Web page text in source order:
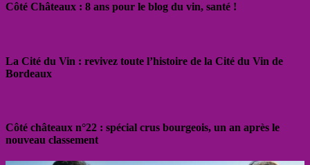
Côté Châteaux : 8 ans pour le blog du vin, santé !
La Cité du Vin : revivez toute l’histoire de la Cité du Vin de
Bordeaux
Côté châteaux n°22 : spécial crus bourgeois, un an après le
nouveau classement